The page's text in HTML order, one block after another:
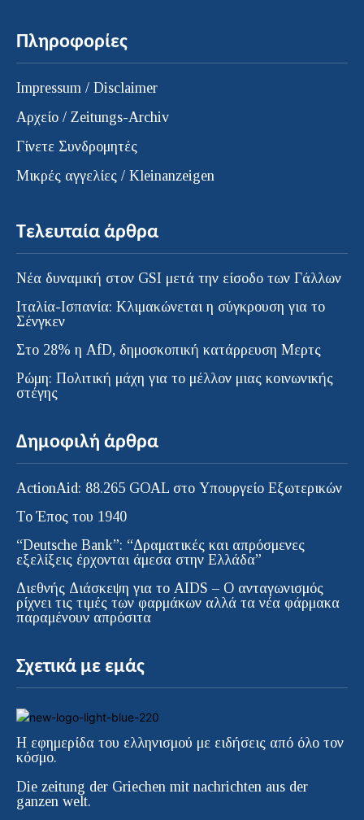
Πληροφορίες
Impressum / Disclaimer
Αρχείο / Zeitungs-Archiv
Γίνετε Συνδρομητές
Μικρές αγγελίες / Kleinanzeigen
Τελευταία άρθρα
Νέα δυναμική στον GSI μετά την είσοδο των Γάλλων
Ιταλία-Ισπανία: Κλιμακώνεται η σύγκρουση για το
Σένγκεν
Στο 28% η AfD, δημοσκοπική κατάρρευση Μερτς
Ρώμη: Πολιτική μάχη για το μέλλον μιας κοινωνικής
στέγης
Δημοφιλή άρθρα
ActionAid: 88.265 GOAL στο Υπουργείο Εξωτερικών
Το Έπος του 1940
“Deutsche Bank”: “Δραματικές και απρόσμενες
εξελίξεις έρχονται άμεσα στην Ελλάδα”
Διεθνής Διάσκεψη για το AIDS – Ο ανταγωνισμός
ρίχνει τις τιμές των φαρμάκων αλλά τα νέα φάρμακα
παραμένουν απρόσιτα
Σχετικά με εμάς
Η εφημερίδα του ελληνισμού με ειδήσεις από όλο τον
κόσμο.
Die zeitung der Griechen mit nachrichten aus der
ganzen welt.